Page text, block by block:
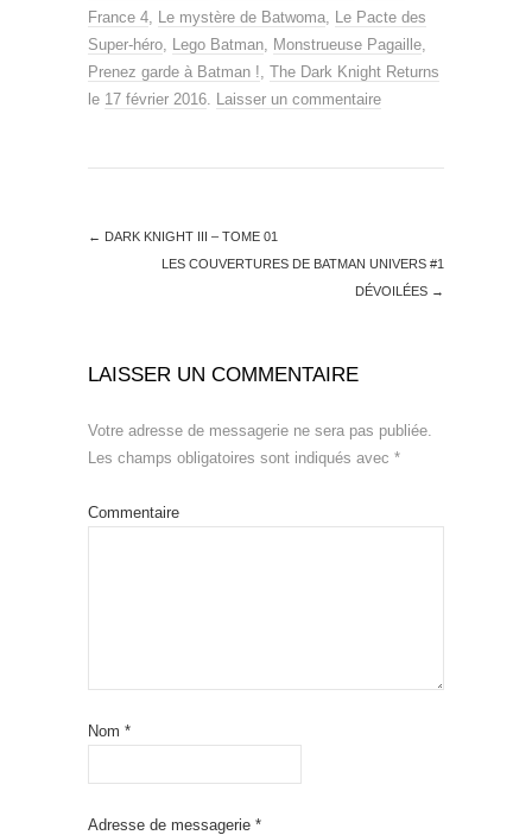
France 4, Le mystère de Batwoma, Le Pacte des
Super-héro, Lego Batman, Monstrueuse Pagaille,
Prenez garde à Batman !, The Dark Knight Returns
le 17 février 2016. Laisser un commentaire
← DARK KNIGHT III – TOME 01
LES COUVERTURES DE BATMAN UNIVERS #1
DÉVOILÉES →
LAISSER UN COMMENTAIRE
Votre adresse de messagerie ne sera pas publiée.
Les champs obligatoires sont indiqués avec *
Commentaire
Nom *
Adresse de messagerie *